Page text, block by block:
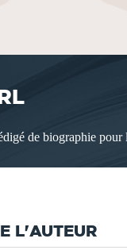
de biographie pour
L'AUTEUR